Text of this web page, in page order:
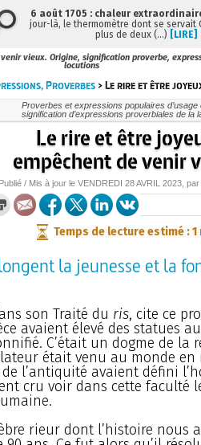
vieux. Origine, signification proverbe,
locutions
Proverbes > Le rire et être
Proverbes et expressions populaires d’usage
signification d’expressions proverbiales de la
Le rire et être
empêchent de venir
Publié / Mis à jour le VENDREDI 28 AVRIL 2023 , par
Temps de lecture estimé : 1
la jeunesse et la
son Traité du ris, cite ce
avaient élevé des statues
C’était un dogme de la
était venu au monde en
l’antiquité avaient défini
cru voir dans cette faculté
rieur dont l’histoire nous
6 août 1705 : chaleur
jour-là, le thermomètre dont se servait
plus de deux (…) [LIRE]